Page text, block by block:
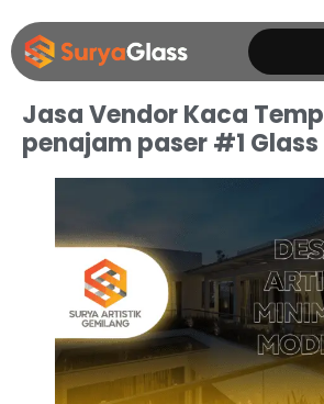
Jasa Vendor Kaca
penajam paser #1 Glass